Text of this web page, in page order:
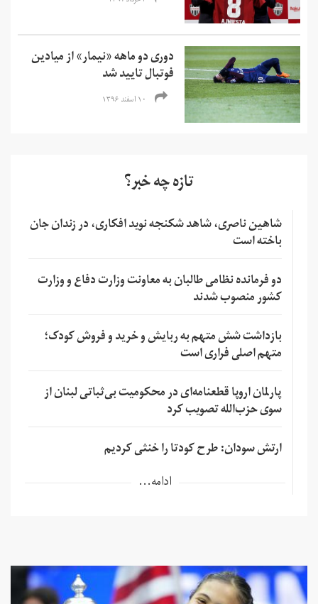
دوری دو ماهه «نیمار» از میادین
فوتبال تایید شد
۱۰ اسفند ۱۳۹۶
تازه چه خبر؟
شاهین ناصری، شاهد شکنجه نوید افکاری، در زندان جان
باخته است
دو فرمانده نظامی طالبان به معاونت وزارت دفاع و وزارت
کشور منصوب شدند
بازداشت شش متهم به ربایش و خرید و فروش کودک؛
متهم اصلی فراری است
پارلمان اروپا قطعنامه‌ای در محکومیت بی‌ثباتی لبنان از
سوی حزب‌الله تصویب کرد
ارتش سودان: طرح کودتا را خنثی کردیم
ادامه...